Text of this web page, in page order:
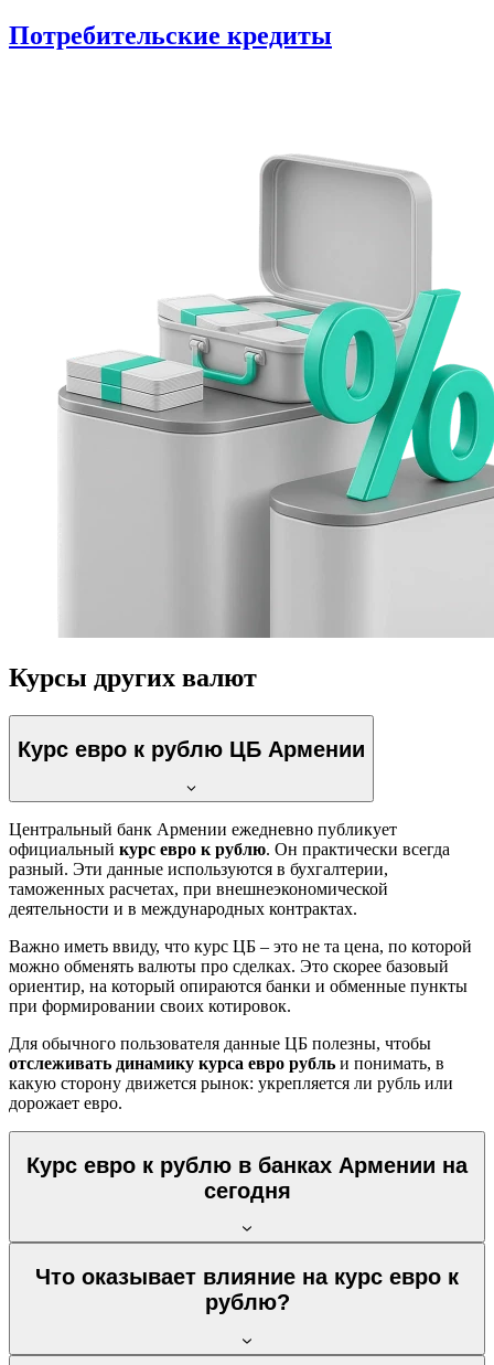
Потребительские кредиты
Курсы других валют
Курс евро к рублю ЦБ Армении
Центральный банк Армении ежедневно публикует
официальный курс евро к рублю. Он практически всегда
разный. Эти данные используются в бухгалтерии,
таможенных расчетах, при внешнеэкономической
деятельности и в международных контрактах.
Важно иметь ввиду, что курс ЦБ – это не та цена, по которой
можно обменять валюты про сделках. Это скорее базовый
ориентир, на который опираются банки и обменные пункты
при формировании своих котировок.
Для обычного пользователя данные ЦБ полезны, чтобы
отслеживать динамику курса евро рубль и понимать, в
какую сторону движется рынок: укрепляется ли рубль или
дорожает евро.
Курс евро к рублю в банках Армении на
сегодня
Что оказывает влияние на курс евро к
рублю?